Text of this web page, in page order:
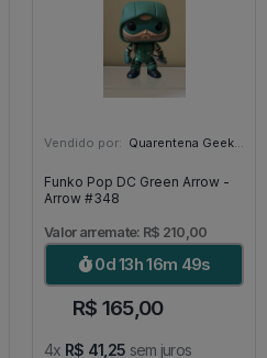
Vendido por: Quarentena Geek Store - SP
Funko Pop DC Green Arrow -
Arrow #348
Valor arremate: R$ 210,00
0d 13h 16m 48s
R$ 165,00
4x R$ 41,25 sem juros